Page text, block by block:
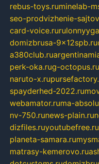
rebus-toys.ruminelab-
seo-prodvizhenie-
card-voice.ru
domizbrusa-9x12spb.ru
a380club.ru
perk-oka.rug-octopus.ru
naruto-x.ru
spayderhed-2022.ru
webamator.ruma-
nv-750.runews-plain.ru
dizfiles.ruyoutubefree.ru
planeta-samara.ru
matrasy-kemerovo.ru